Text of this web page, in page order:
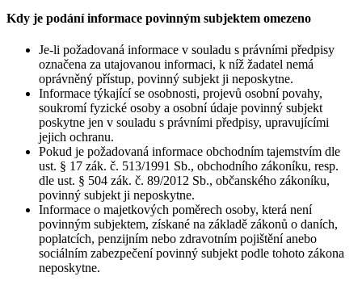
Kdy je podání informace povinným subjektem omezeno
Je-li požadovaná informace v souladu s právními předpisy
označena za utajovanou informaci, k níž žadatel nemá
oprávněný přístup, povinný subjekt ji neposkytne.
Informace týkající se osobnosti, projevů osobní povahy,
soukromí fyzické osoby a osobní údaje povinný subjekt
poskytne jen v souladu s právními předpisy, upravujícími
jejich ochranu.
Pokud je požadovaná informace obchodním tajemstvím dle
ust. § 17 zák. č. 513/1991 Sb., obchodního zákoníku, resp.
dle ust. § 504 zák. č. 89/2012 Sb., občanského zákoníku,
povinný subjekt ji neposkytne.
Informace o majetkových poměrech osoby, která není
povinným subjektem, získané na základě zákonů o daních,
poplatcích, penzijním nebo zdravotním pojištění anebo
sociálním zabezpečení povinný subjekt podle tohoto zákona
neposkytne.